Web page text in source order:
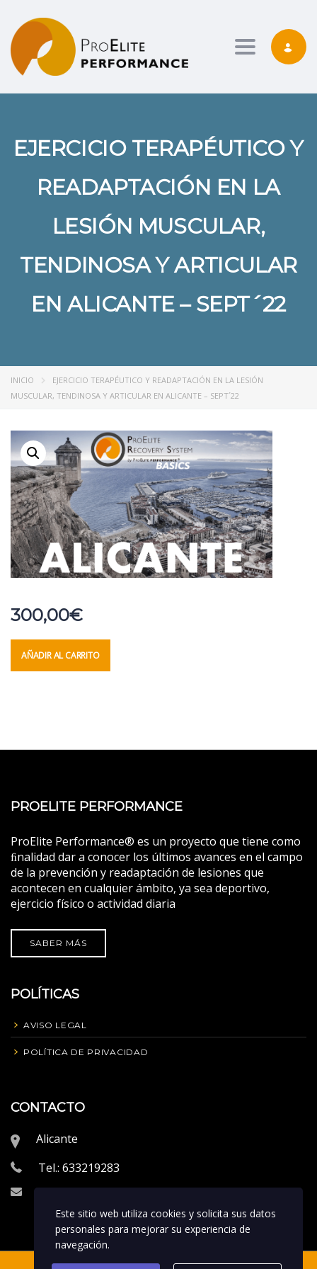
Toggle
EJERCICIO TERAPÉUTICO Y
READAPTACIÓN EN LA
LESIÓN MUSCULAR,
TENDINOSA Y ARTICULAR
EN ALICANTE – SEPT´22
INICIO
EJERCICIO TERAPÉUTICO Y READAPTACIÓN EN LA LESIÓN
MUSCULAR, TENDINOSA Y ARTICULAR EN ALICANTE – SEPT´22
300,00€
AÑADIR AL CARRITO
PROELITE PERFORMANCE
ProElite Performance® es un proyecto que tiene como
ﬁnalidad dar a conocer los últimos avances en el campo
de la prevención y readaptación de lesiones que
acontecen en cualquier ámbito, ya sea deportivo,
ejercicio físico o actividad diaria
SABER MÁS
POLÍTICAS
AVISO LEGAL
POLÍTICA DE PRIVACIDAD
CONTACTO
Alicante
Tel.: 633219283
info@proeliteperformance.com
Este sitio web utiliza cookies y solicita sus datos
personales para mejorar su experiencia de
navegación.